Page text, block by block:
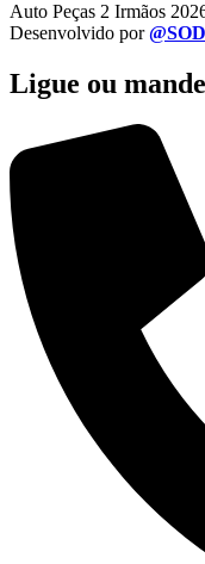
Auto Peças 2 Irmãos
Desenvolvido por
Ligue ou